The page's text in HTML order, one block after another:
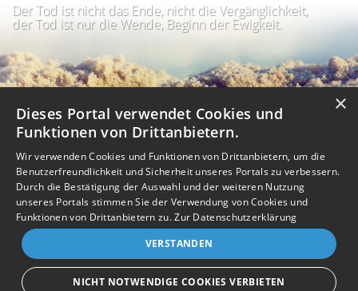
Der Tod ist nicht das Ende, nicht die Vergänglichkeit,
der Tod ist nur die Wende, Beginn der Ewigkeit.
Impressum Nutzungsbedingungen Datenschutz
AGB
Barrierefreiheit
Barriere melden
I
m
A
c
e
Accessibility-Modus aktivieren
I
K
n
Kontrastmodus aktivieren
eigenes Gedenkportal erstellen
×
Dieses Portal verwendet Cookies und
Funktionen von Drittanbietern.
Wir verwenden Cookies und Funktionen von Drittanbietern, um die
Benutzerfreundlichkeit und Sicherheit unseres Portals zu verbessern.
Durch die Bestätigung der Auswahl und der weiteren Nutzung
unseres Portals stimmen Sie der Verwendung von Cookies und
Funktionen von Drittanbietern zu.Zur Datenschutzerklärung
VERSTANDEN
NICHT NOTWENDIGE COOKIES VERBIETEN